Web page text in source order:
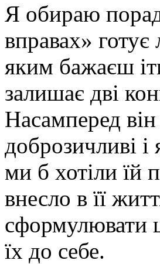
Я обираю
вправах»
яким бажаєш
залишає дві
Насамперед
доброзичливі
ми б хотіли їй
внесло в її
сформулювати
їх до себе.